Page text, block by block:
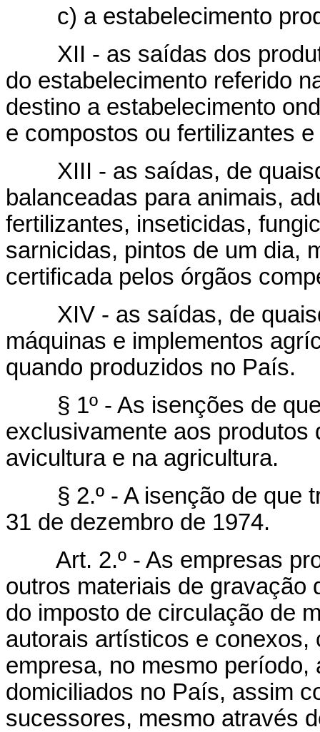
c) a estabelecimento
XII - as saídas dos
do estabelecimento referido
destino a estabelecimento
e compostos ou fertilizantes
XIII - as saídas, de
balanceadas para animais,
fertilizantes, inseticidas,
sarnicidas, pintos de um dia,
certificada pelos órgãos
XIV - as saídas, de
máquinas e implementos
quando produzidos no País.
§ 1º - As isenções de que
exclusivamente aos
avicultura e na agricultura.
§ 2.º - A isenção de que
31 de dezembro de 1974.
Art. 2.º - As empresas
outros materiais de gravação
do imposto de circulação de
autorais artísticos e conexos,
empresa, no mesmo
domiciliados no País, assim
sucessores, mesmo através